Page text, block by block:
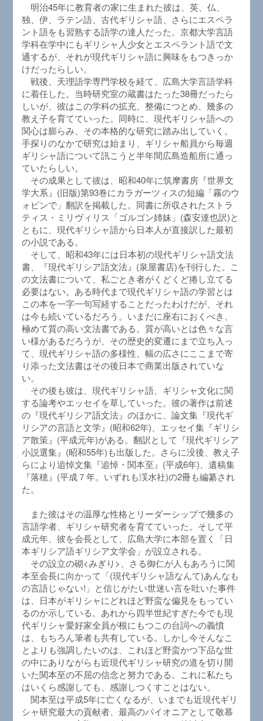
明治45年に教育者の家に生まれた彼は、英、仏、
独、伊、ラテン語、古代ギリシャ語、さらにエスペラ
ント語をも習熟する語学の達人だった。京都大学言語
学科在学中にもギリシャ人少女とエスペラント語で文
通するが、それが現代ギリシャ語に興味をもつきっか
けだったらしい。
戦後、天理語学専門学校を経て、広島大学言語学科
に着任した。当時研究室の蔵書はたった38冊だったら
しいが、彼はこの学科の拡充、整備につとめ、幾多の
教え子を育てていった。同時に、現代ギリシャ語への
関心は膨らみ、その本格的な研究に踏み出していく。
手探りのなかで研究は始まり、ギリシャ船員から毎週
ギリシャ語について訊こうと半年間広島造船所に通っ
ていたらしい。
その成果として彼は、昭和40年に筑摩書房『世界文
学大系』(旧版)第93巻にカラガーツィスの短編「霧のウ
ォピンで」翻訳を掲載した。同書に所収されたストラ
ティス・ミリヴィリス「ゴルゴン姉妹」(森安達也訳)と
ともに、現代ギリシャ語から日本人が直接訳した最初
の小説である。
そして、昭和43年には日本初の現代ギリシャ語文法
書、『現代ギリシア語文法』(泉屋書店)を刊行した。こ
の文法書について、私ごとき者がくどくど捲し立てる
必要はない。ある時代まで現代ギリシャ語の学習とは
この本を一字一句写経することだったわけだが、それ
は今も続いているだろう。いまだに座右におくべき、
極めて質の高い文法書である。質が高いとは色々な言
い様があるだろうが、その歴史的変遷にまで立ち入っ
て、現代ギリシャ語の多様性、幅の広さにここまで寄
り添った文法書はその後日本で商業出版されていな
い。
その後も彼は、現代ギリシャ語、ギリシャ文化に関
する論考やエッセイを草していった。彼の著作は前述
の『現代ギリシア語文法』のほかに、論文集『現代ギ
リシアの言語と文学』(昭和62年)、エッセイ集『ギリシ
ア散策』(平成元年)がある。翻訳として『現代ギリシア
小説選集』(昭和55年)も出版した。さらに没後、教え子
らにより追悼文集『追悼・関本至』(平成6年)、遺稿集
『落穂』(平成７年。いずれも渓水社)の2冊も編纂され
た。
また彼はその温厚な性格とリーダーシップで幾多の
言語学者、ギリシャ研究者を育てていった。そして平
成元年、彼を会長として、広島大学に本部を置く「日
本ギリシア語ギリシア文学会」が設立される。
その設立の砌<みぎり>、さる御仁が人もあろうに関
本至会長に向かって「(現代ギリシャ語なんて)あんなも
の言語じゃない!」と信じがたい世迷い言を吐いた事件
は、日本がギリシャにどれほど野蛮な偏見をもってい
るのか示している。あれから四半世紀すぎた今でも現
代ギリシャ愛好家全員が根にもつこの台詞への義憤
は、もちろん筆者も共有している。しかし今そんなこ
とよりも強調したいのは、これほど野蛮かつ下品な世
の中にありながらも近現代ギリシャ研究の道を切り開
いた関本至の不屈の信念と努力である。これに私たち
はいくら感謝しても、感謝しつくすことはない。
関本至は平成5年に亡くなるが、いまでも近現代ギリ
シャ研究最大の貢献者、最高のパイオニアとして敬慕